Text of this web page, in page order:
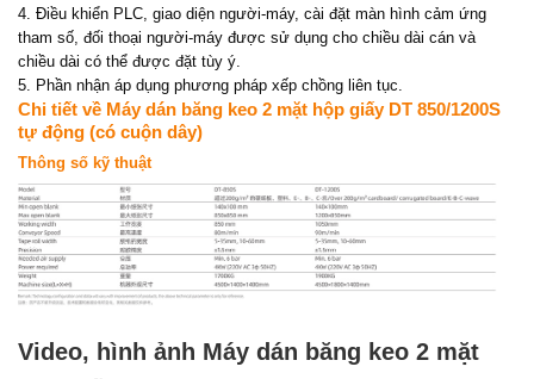
4. Điều khiển PLC, giao diện người-máy, cài đặt màn hình cảm ứng
tham số, đối thoại người-máy được sử dụng cho chiều dài cán và
chiều dài có thể được đặt tùy ý.
5. Phần nhận áp dụng phương pháp xếp chồng liên tục.
Chi tiết về Máy dán băng keo 2 mặt hộp giấy DT 850/1200S
tự động (có cuộn dây)
Thông số kỹ thuật
Video, hình ảnh Máy dán băng keo 2 mặt